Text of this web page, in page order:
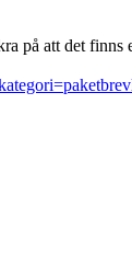
att det finns